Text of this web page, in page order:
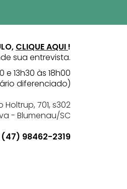
CLIQUE AQUI !
sua entrevista.
13h30 às 18h00
diferenciado)
701, s302
- Blumenau/SC
98462-2319